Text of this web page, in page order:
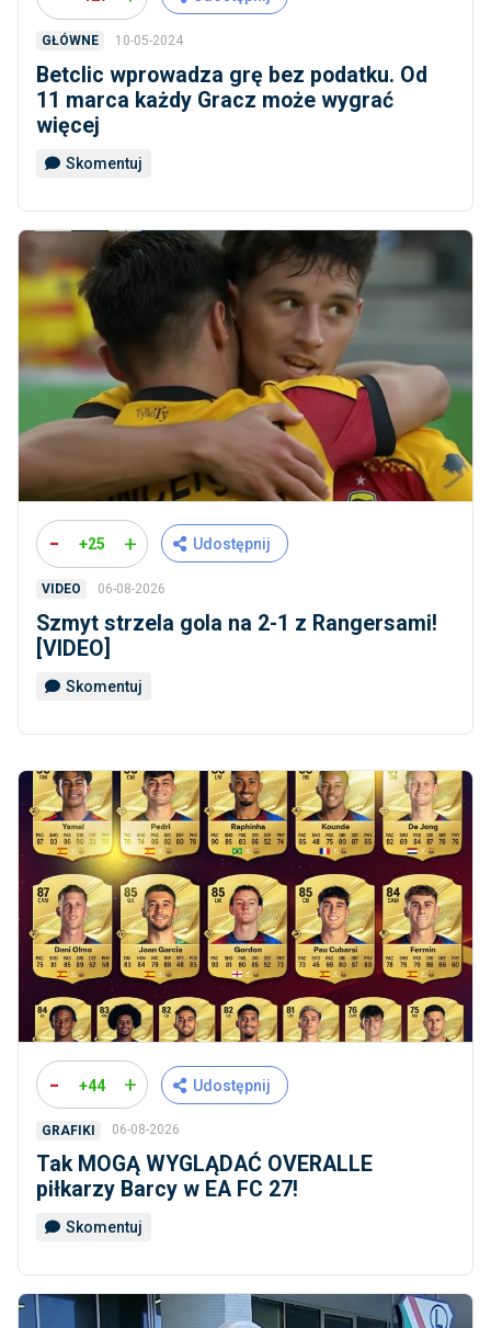
GŁÓWNE 10-05-2024
Betclic wprowadza grę bez podatku. Od
11 marca każdy Gracz może wygrać
więcej
Skomentuj
- +25 + Udostępnij
VIDEO 06-08-2026
Szmyt strzela gola na 2-1 z Rangersami!
[VIDEO]
Skomentuj
- +44 + Udostępnij
GRAFIKI 06-08-2026
Tak MOGĄ WYGLĄDAĆ OVERALLE
piłkarzy Barcy w EA FC 27!
Skomentuj